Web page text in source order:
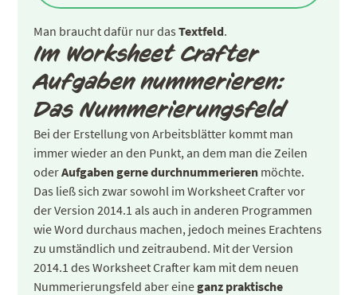
Man braucht dafür nur dasTextfeld.
Im Worksheet Crafter
Aufgaben nummerieren:
Das Nummerierungsfeld
Bei der Erstellung von Arbeitsblätter kommt man
immer wieder an den Punkt, an dem man die Zeilen
oderAufgaben gerne durchnummerieren möchte.
Das ließ sich zwar sowohl im Worksheet Crafter vor
der Version 2014.1 als auch in anderen Programmen
wie Word durchaus machen, jedoch meines Erachtens
zu umständlich und zeitraubend. Mit der Version
2014.1 des Worksheet Crafter kam mit dem neuen
Nummerierungsfeld aber eineganz praktische